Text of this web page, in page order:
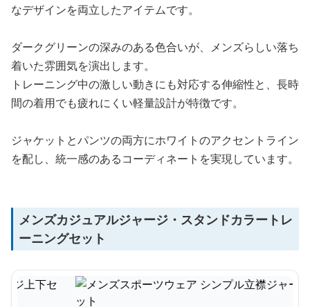
なデザインを両立したアイテムです。
ダークグリーンの深みのある色合いが、メンズらしい落ち
着いた雰囲気を演出します。
トレーニング中の激しい動きにも対応する伸縮性と、長時
間の着用でも疲れにくい軽量設計が特徴です。
ジャケットとパンツの両方にホワイトのアクセントライン
を配し、統一感のあるコーディネートを実現しています。
メンズカジュアルジャージ・スタンドカラートレ
ーニングセット